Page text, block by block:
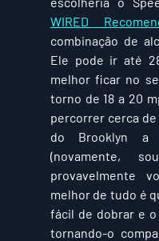
WIRED
combinação de
Ele pode ir até
melhor ficar no
torno de 18 a 20
percorrer cerca de
do Brooklyn a
(novamente,
provavelmente
melhor de tudo é
fácil de dobrar e
tornando-o